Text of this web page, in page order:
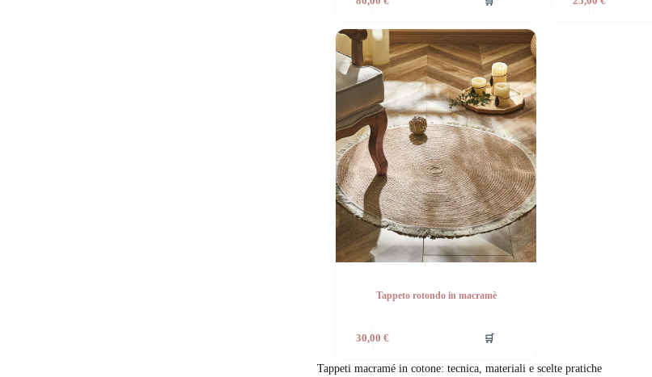
Tappeto rotondo in macramè
30,00 € 🛒
Tappeti macramé in cotone: tecnica, materiali e scelte pratiche